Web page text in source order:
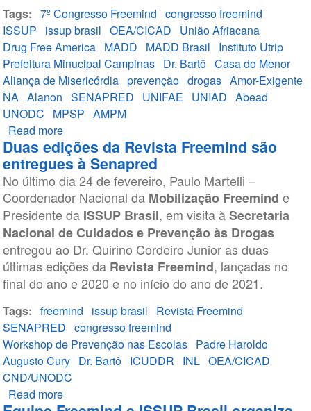
Tags 7º Congresso Freemind congresso freemind
ISSUP
issup brasil OEA/CICAD
União Afriacana
Drug Free America MADD MADD Brasil
Instituto Utrip
Prefeitura Minucipal Campinas Dr. Bartô Casa do Menor
Aliança de Misericórdia prevenção drogas Amor-Exigente
NA Alanon SENAPRED UNIFAE UNIAD Abead
UNODC
MPSP AMPM
Read moreabout
Saiba
como
foi
o
7º
Congresso
Freemind
2022
Duas edições da Revista Freemind são
entregues à Senapred
No último dia 24 de fevereiro, Paulo Martelli –
Coordenador Nacional da Mobilização Freemind e
Presidente da ISSUP Brasil, em visita àSecretaria
Nacional de Cuidados e Prevenção às Drogas
entregou ao Dr. Quirino Cordeiro Junior as duas
últimas edições da Revista Freemind, lançadas no
final do ano e 2020 e no início do ano de 2021.
Tags freemind issup brasil
Revista Freemind
SENAPRED congresso freemind
Workshop de Prevenção nas Escolas Padre Haroldo
Augusto Cury Dr. Bartô ICUDDR INL OEA/CICAD
CND/UNODC
Read moreabout